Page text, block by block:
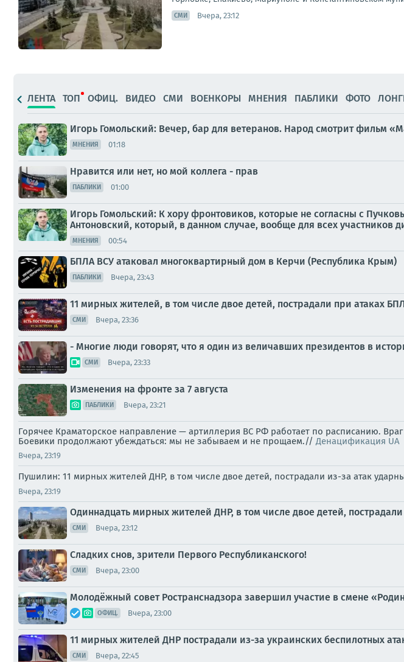
СМИ Вчера, 23:12
ЛЕНТА ТОП ОФИЦ. ВИДЕО СМИ ВОЕНКОРЫ МНЕНИЯ ПАБЛИКИ ФОТО
Игорь Гомольский: Вечер, бар для ветеранов. Народ смотрит фильм
МНЕНИЯ 01:18
Нравится или нет, но мой коллега - прав
ПАБЛИКИ 01:00
Игорь Гомольский: К хору фронтовиков, которые не согласны с
Антоновский, который, в данном случае, вообще для всех участников
МНЕНИЯ 00:54
БПЛА ВСУ атаковал многоквартирный дом в Керчи (Республика Крым)
ПАБЛИКИ Вчера, 23:43
11 мирных жителей, в том числе двое детей, пострадали при атаках
СМИ Вчера, 23:36
- Многие люди говорят, что я один из величавших президентов в
СМИ Вчера, 23:33
Изменения на фронте за 7 августа
ПАБЛИКИ Вчера, 23:21
Горячее Краматорское направление — артиллерия ВС РФ работает по расписанию.
Боевики продолжают убеждаться: мы не забываем и не прощаем.// Денацификация UA
Вчера, 23:19
Пушилин: 11 мирных жителей ДНР, в том числе двое детей, пострадали из-за атак
Вчера, 23:19
Одиннадцать мирных жителей ДНР, в том числе двое детей,
СМИ Вчера, 23:12
Сладких снов, зрители Первого Республиканского!
СМИ Вчера, 23:00
Молодёжный совет Ространснадзора завершил участие в смене
ОФИЦ. Вчера, 23:00
11 мирных жителей ДНР пострадали из-за украинских беспилотных
СМИ Вчера, 22:45